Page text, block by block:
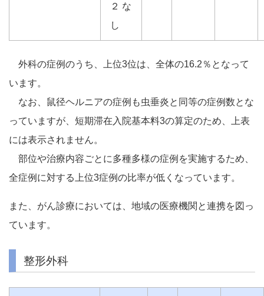
２ な
し
外科の症例のうち、上位3位は、全体の16.2％となって
います。
なお、鼠径ヘルニアの症例も虫垂炎と同等の症例数とな
っていますが、短期滞在入院基本料3の算定のため、上表
には表示されません。
部位や治療内容ごとに多種多様の症例を実施するため、
全症例に対する上位3症例の比率が低くなっています。
また、がん診療においては、地域の医療機関と連携を図っ
ています。
整形外科